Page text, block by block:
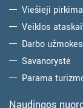
Viešieji
Veiklos
Darbo
Savanorystė
Parama
Naudingos